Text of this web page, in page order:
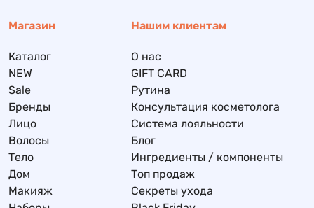
Магазин
Каталог
NEW
Sale
Бренды
Лицо
Волосы
Тело
Дом
Макияж
Нашим клиентам
О нас
GIFT CARD
Рутина
Консультация косметолога
Система лояльности
Блог
Ингредиенты / компоненты
Топ продаж
Секреты ухода